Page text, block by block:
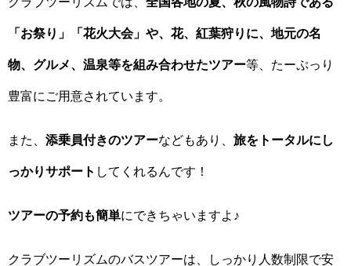
「お祭り」「花火大会」や、花、紅葉狩りに、地元の名
物、グルメ、温泉等を組み合わせたツアー等、たーぷっり
豊富にご用意されています。
また、 添乗員付きのツアーなどもあり、 旅をトータルにし
っかりサポート してくれるんです！
ツアーの予約も簡単にできちゃいますよ♪
クラブツーリズムのバスツアーは、しっかり人数制限で安